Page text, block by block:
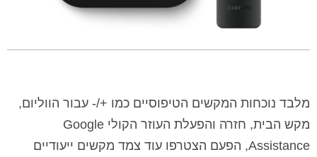
מלבד נוכחות המקשים הטיפוסיים כמו +/- עבור הווליום,
מקש הבית, חזרה והפעלת העוזר הקולי Google
Assistance, הפעם הצטרפו עוד צמד מקשים ייעודיים